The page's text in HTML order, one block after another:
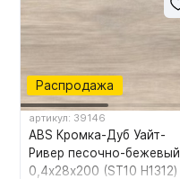
Распродажа
артикул: 39146
ABS Кромка-Дуб Уайт-
Ривер песочно-бежевый
0,4х28х200 (ST10 H1312)